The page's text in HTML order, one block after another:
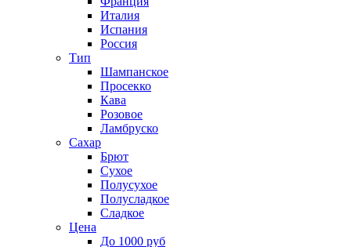
Италия
Испания
Россия
Тип
Шампанское
Просекко
Кава
Розовое
Ламбруско
Сахар
Брют
Сухое
Полусухое
Полусладкое
Сладкое
Цена
До 1000 руб